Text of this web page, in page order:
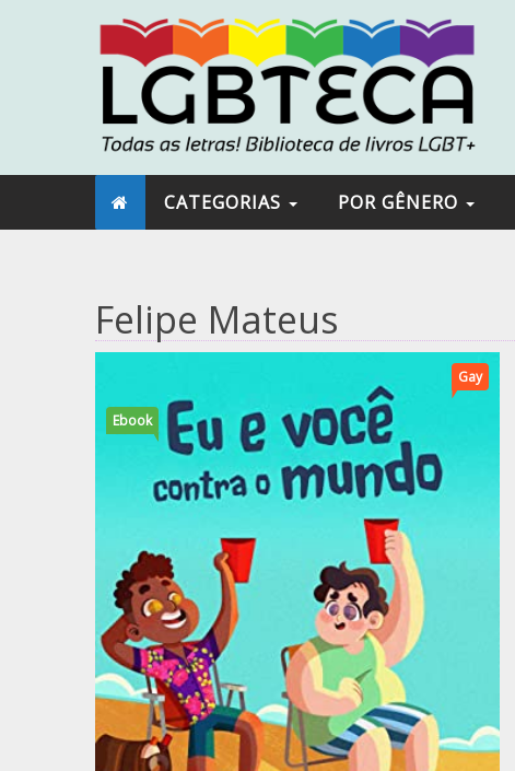
CATEGORIAS POR GÊNERO
Felipe Mateus
Ebook
Gay